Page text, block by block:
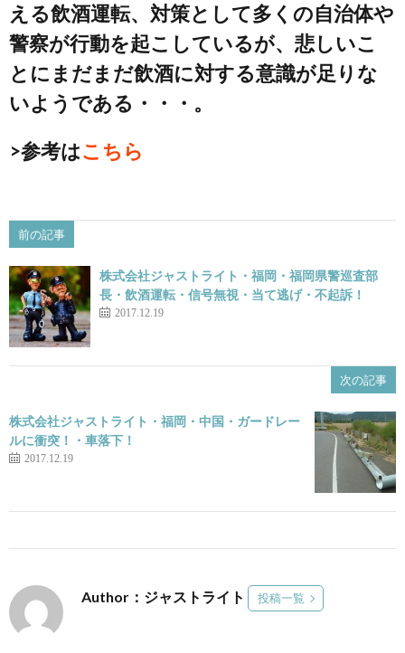
える飲酒運転、対策として多くの自治体や
警察が行動を起こしているが、悲しいこ
とにまだまだ飲酒に対する意識が足りな
いようである・・・。
>参考はこちら
前の記事
株式会社ジャストライト・福岡・福岡県警巡査部
長・飲酒運転・信号無視・当て逃げ・不起訴！
2017.12.19
次の記事
株式会社ジャストライト・福岡・中国・ガードレー
ルに衝突！・車落下！
2017.12.19
Author：ジャストライト 投稿一覧